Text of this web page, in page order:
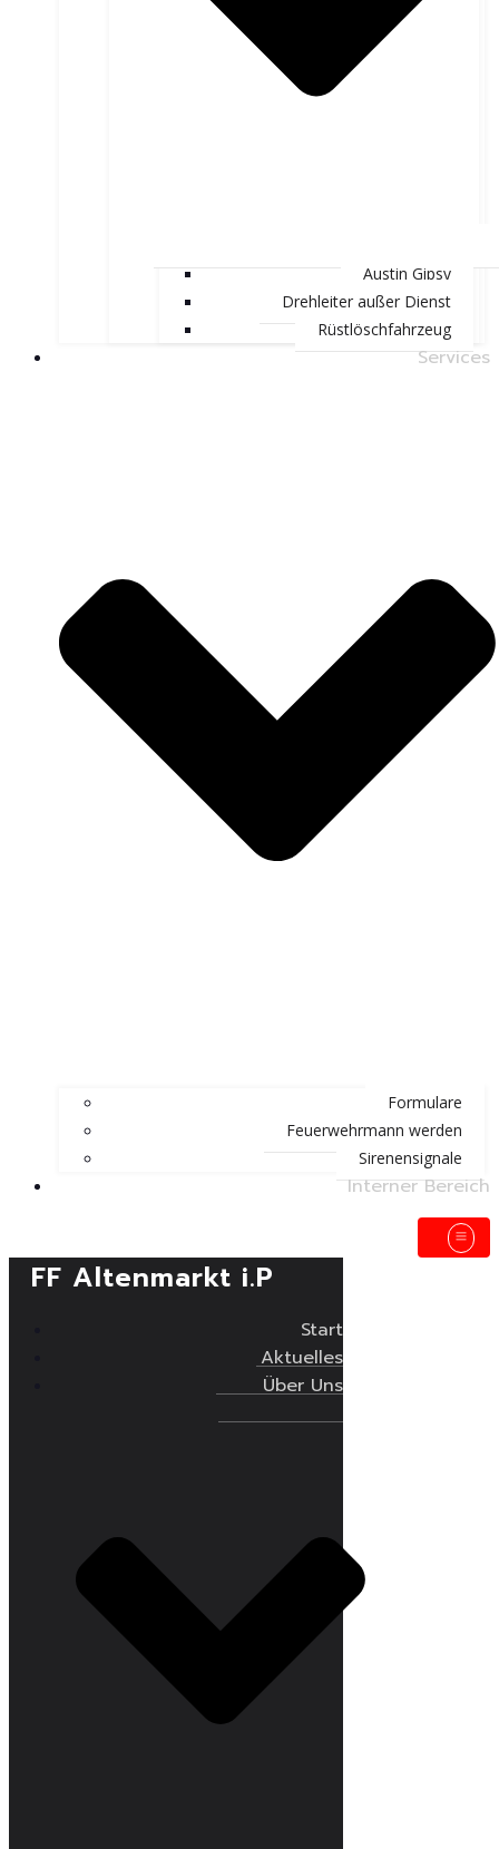
Austin Gipsy
Drehleiter außer Dienst
Rüstlöschfahrzeug
Services
Formulare
Feuerwehrmann werden
Sirenensignale
Interner Bereich
FF Altenmarkt i.P
Start
Aktuelles
Über Uns